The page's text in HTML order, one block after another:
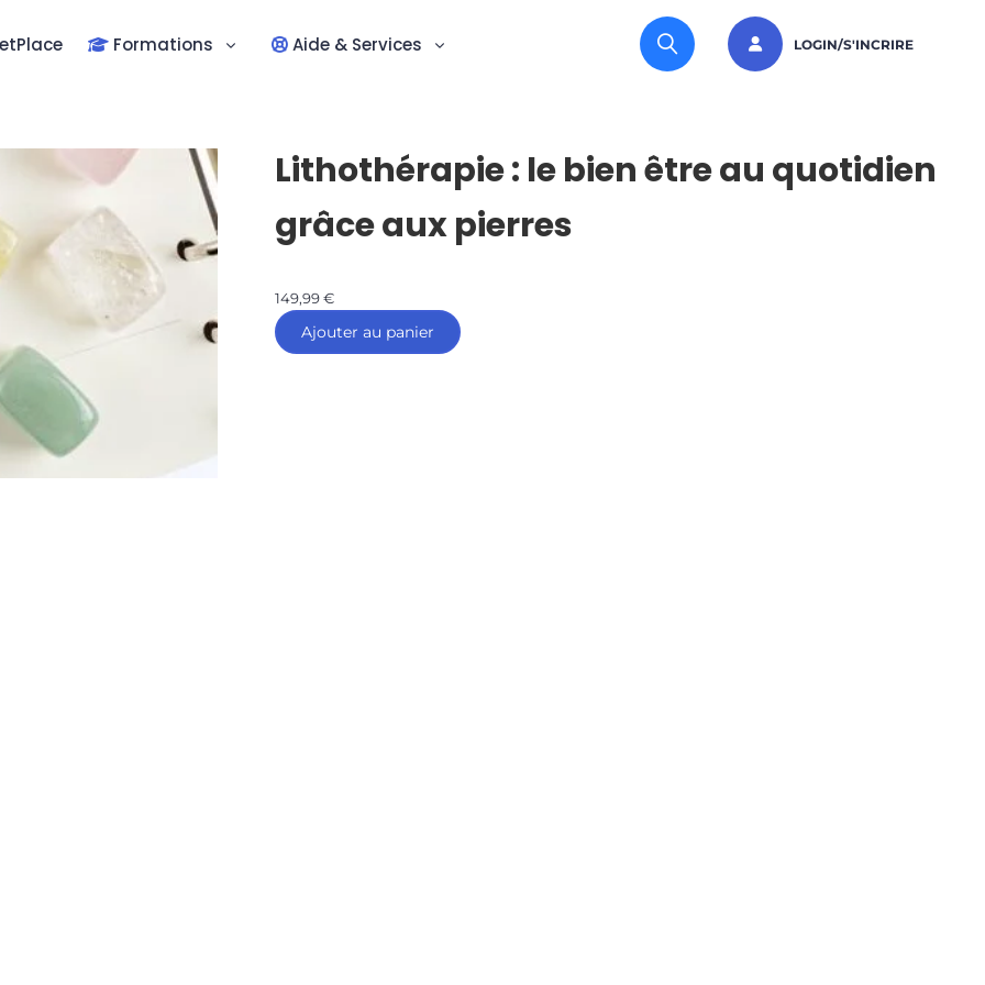
Formations Aide & Services LOGIN/S'INCRIRE
Lithothérapie : le bien être au quotidien
grâce aux pierres
149,99€
Ajouter au panier